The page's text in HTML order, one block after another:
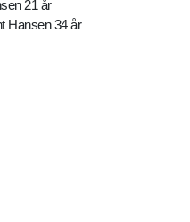
21 år
Hansen 34 år